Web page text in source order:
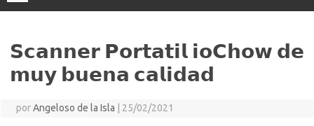
𝗦𝗰𝗮𝗻𝗻𝗲𝗿 𝗣𝗼𝗿𝘁𝗮𝘁𝗶𝗹 𝗶𝗼𝗖𝗵𝗼𝘄 𝗱𝗲
𝗺𝘂𝘆 𝗯𝘂𝗲𝗻𝗮 𝗰𝗮𝗹𝗶𝗱𝗮𝗱
porAngeloso de la Isla 25/02/2021